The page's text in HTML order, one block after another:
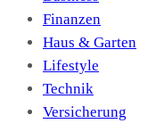
Finanzen
Haus & Garten
Lifestyle
Technik
Versicherung